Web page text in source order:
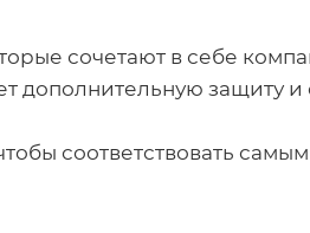
сочетают в себе
дополнительную защиту и
соответствовать